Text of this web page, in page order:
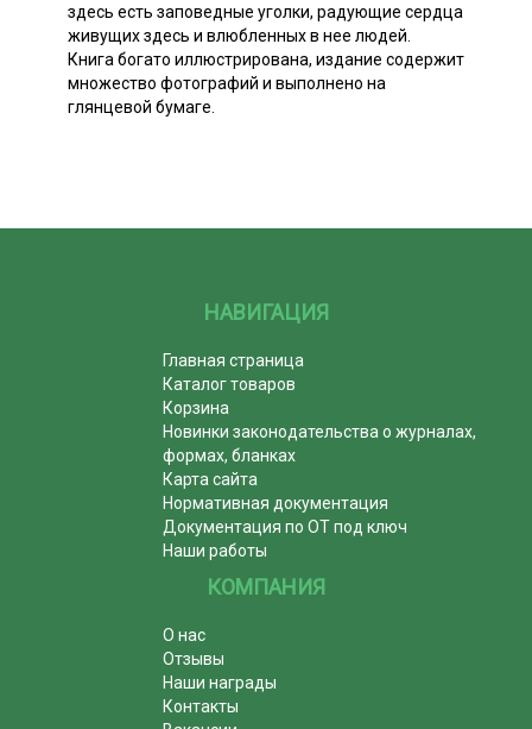
здесь есть заповедные уголки, радующие сердца
живущих здесь и влюбленных в нее людей.
Книга богато иллюстрирована, издание содержит
множество фотографий и выполнено на
глянцевой бумаге.
НАВИГАЦИЯ
Главная страница
Каталог товаров
Корзина
Новинки законодательства о журналах,
формах, бланках
Карта сайта
Нормативная документация
Документация по ОТ под ключ
Наши работы
КОМПАНИЯ
О нас
Отзывы
Наши награды
Контакты